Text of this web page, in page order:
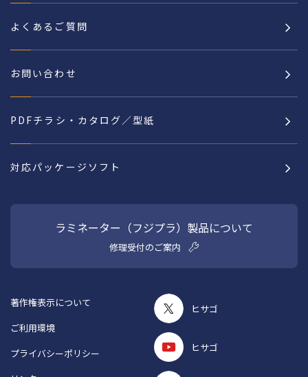
よくあるご質問
お問い合わせ
PDFチラシ・カタログ／型紙
対応パッケージソフト
ラミネーター（フジプラ）製品について
修理受付のご案内
ヒサゴ
ヒサゴ
著作権表示について
ご利用環境
プライバシーポリシー